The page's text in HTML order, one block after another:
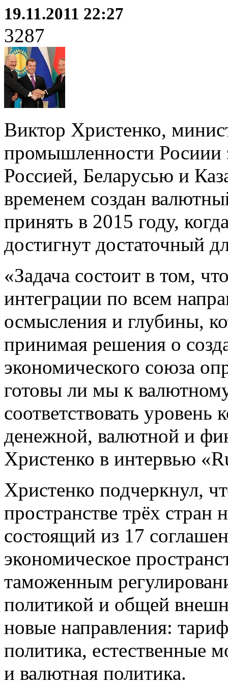
19.11.2011 22:27
3287
Виктор Христенко,
промышленности Росиии
Россией, Беларусью и
временем создан
принять в 2015 году,
достигнут достаточный
«Задача состоит в том,
интеграции по всем
осмысления и глубины,
принимая решения о
экономического союза
готовы ли мы к
соответствовать
денежной, валютной и
Христенко в интервью
Христенко подчеркнул,
пространстве трёх стран
состоящий из 17
экономическое
таможенным
политикой и общей
новые направления:
политика, естественные
и валютная политика.